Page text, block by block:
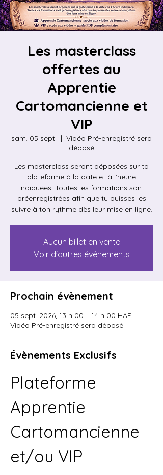
Les masterclass
offertes au
Apprentie
Cartomancienne et
VIP
sam. 05 sept.
  |
Vidéo Pré-enregistré sera
déposé
Les masterclass seront déposées sur ta
plateforme à la date et à l'heure
indiquées. Toutes les formations sont
préenregistrées afin que tu puisses les
suivre à ton rythme dès leur mise en ligne.
Aucun billet en vente
Voir d'autres événements
Prochain évènement
05 sept. 2026, 13 h 00 – 14 h 00 HAE
Vidéo Pré-enregistré sera déposé
Évènements Exclusifs
Plateforme
Apprentie
Cartomancienne
et/ou VIP